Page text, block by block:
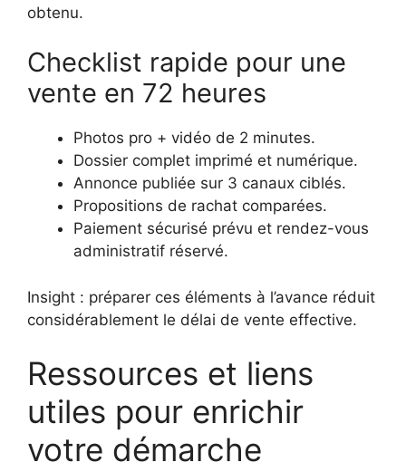
obtenu.
Checklist rapide pour une
vente en 72 heures
Photos pro + vidéo de 2 minutes.
Dossier complet imprimé et numérique.
Annonce publiée sur 3 canaux ciblés.
Propositions de rachat comparées.
Paiement sécurisé prévu et rendez-vous
administratif réservé.
Insight : préparer ces éléments à l’avance réduit
considérablement le délai de vente effective.
Ressources et liens
utiles pour enrichir
votre démarche